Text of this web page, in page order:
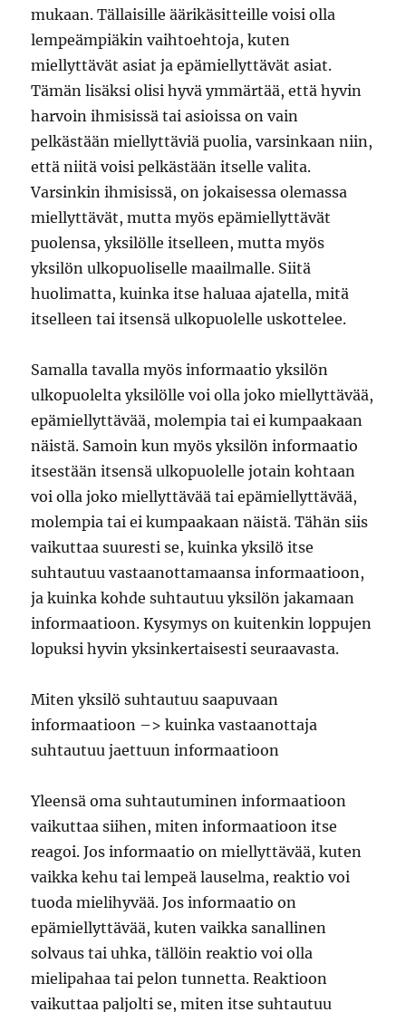
mukaan. Tällaisille äärikäsitteille voisi olla
lempeämpiäkin vaihtoehtoja, kuten
miellyttävät asiat ja epämiellyttävät asiat.
Tämän lisäksi olisi hyvä ymmärtää, että hyvin
harvoin ihmisissä tai asioissa on vain
pelkästään miellyttäviä puolia, varsinkaan niin,
että niitä voisi pelkästään itselle valita.
Varsinkin ihmisissä, on jokaisessa olemassa
miellyttävät, mutta myös epämiellyttävät
puolensa, yksilölle itselleen, mutta myös
yksilön ulkopuoliselle maailmalle. Siitä
huolimatta, kuinka itse haluaa ajatella, mitä
itselleen tai itsensä ulkopuolelle uskottelee.
Samalla tavalla myös informaatio yksilön
ulkopuolelta yksilölle voi olla joko miellyttävää,
epämiellyttävää, molempia tai ei kumpaakaan
näistä. Samoin kun myös yksilön informaatio
itsestään itsensä ulkopuolelle jotain kohtaan
voi olla joko miellyttävää tai epämiellyttävää,
molempia tai ei kumpaakaan näistä. Tähän siis
vaikuttaa suuresti se, kuinka yksilö itse
suhtautuu vastaanottamaansa informaatioon,
ja kuinka kohde suhtautuu yksilön jakamaan
informaatioon. Kysymys on kuitenkin loppujen
lopuksi hyvin yksinkertaisesti seuraavasta.
Miten yksilö suhtautuu saapuvaan
informaatioon –> kuinka vastaanottaja
suhtautuu jaettuun informaatioon
Yleensä oma suhtautuminen informaatioon
vaikuttaa siihen, miten informaatioon itse
reagoi. Jos informaatio on miellyttävää, kuten
vaikka kehu tai lempeä lauselma, reaktio voi
tuoda mielihyvää. Jos informaatio on
epämiellyttävää, kuten vaikka sanallinen
solvaus tai uhka, tällöin reaktio voi olla
mielipahaa tai pelon tunnetta. Reaktioon
vaikuttaa paljolti se, miten itse suhtautuu